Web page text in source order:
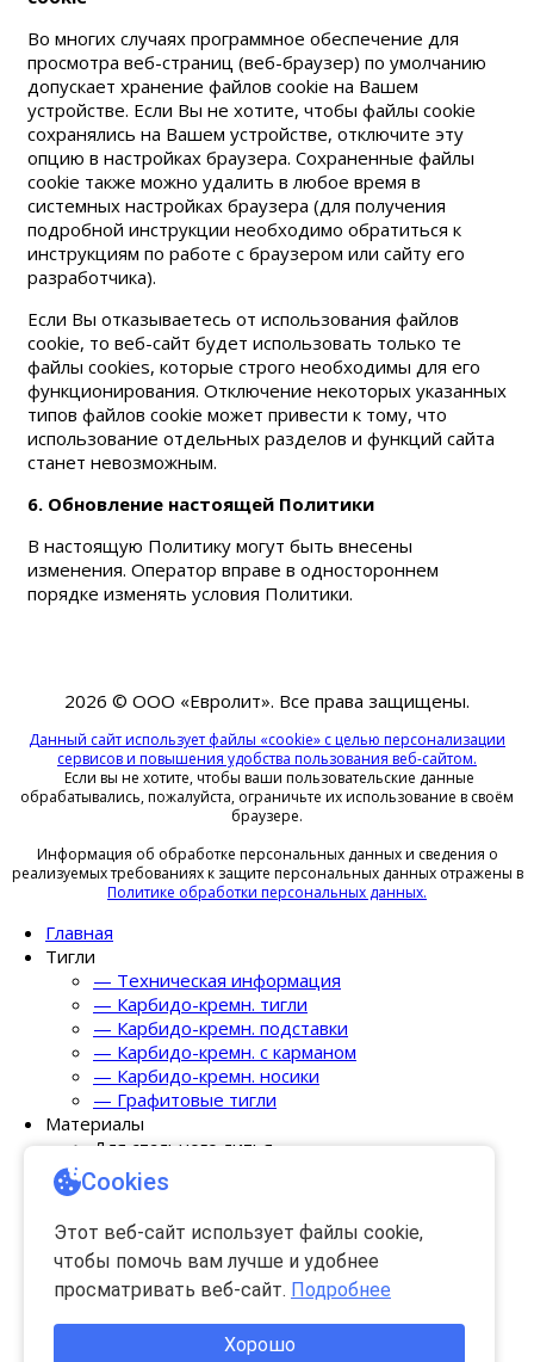
Во многих случаях программное обеспечение для
просмотра веб-страниц (веб-браузер) по умолчанию
допускает хранение файлов cookie на Вашем
устройстве. Если Вы не хотите, чтобы файлы cookie
сохранялись на Вашем устройстве, отключите эту
опцию в настройках браузера. Сохраненные файлы
cookie также можно удалить в любое время в
системных настройках браузера (для получения
подробной инструкции необходимо обратиться к
инструкциям по работе с браузером или сайту его
разработчика).
Если Вы отказываетесь от использования файлов
cookie, то веб-сайт будет использовать только те
файлы cookies, которые строго необходимы для его
функционирования. Отключение некоторых указанных
типов файлов cookie может привести к тому, что
использование отдельных разделов и функций сайта
станет невозможным.
6. Обновление настоящей Политики
В настоящую Политику могут быть внесены
изменения. Оператор вправе в одностороннем
порядке изменять условия Политики.
2026 © ООО «Евролит». Все права защищены.
Данный сайт использует файлы «cookie» с целью персонализации
сервисов и повышения удобства пользования веб-сайтом.
Если вы не хотите, чтобы ваши пользовательские данные
обрабатывались, пожалуйста, ограничьте их использование в своём
браузере.
Информация об обработке персональных данных и сведения о
реализуемых требованиях к защите персональных данных отражены в
Политике обработки персональных данных.
Главная
Тигли
— Техническая информация
— Карбидо-кремн. тигли
— Карбидо-кремн. подставки
— Карбидо-кремн. с карманом
— Карбидо-кремн. носики
— Графитовые тигли
Материалы
Для стального литья
— Exoterm-IT
— Enimetal
Для цветного литья
— A.Cesana
— Marbo
Футеровочные
Cookies
Этот веб-сайт использует файлы cookie,
чтобы помочь вам лучше и удобнее
просматривать веб-сайт. Подробнее
Хорошо